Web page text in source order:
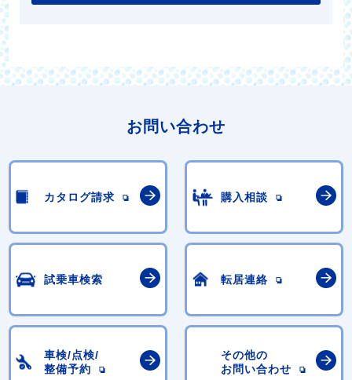
お問い合わせ
カタログ請求 購入相談
試乗車検索 転居連絡
車検/点検/
整備予約
その他の
お問い合わせ